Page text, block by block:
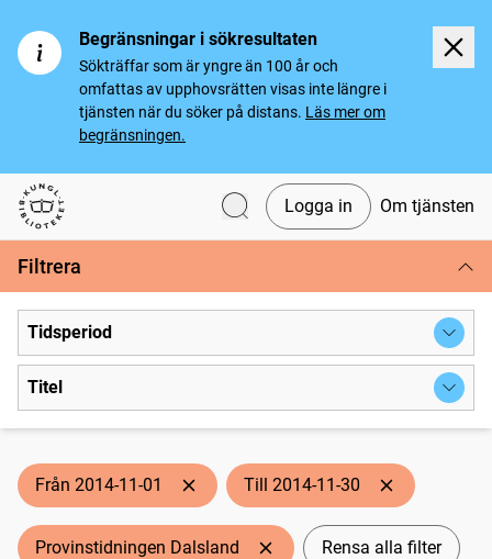
Begränsningar i sökresultaten
Sökträffar som är yngre än 100 år och
omfattas av upphovsrätten visas inte längre i
tjänsten när du söker på distans. Läs mer om
begränsningen.
Svenska tidningar
Logga in Om tjänsten
Filtrera
Tidsperiod
Titel
Från 2014-11-01 Till 2014-11-30
Provinstidningen Dalsland Rensa alla filter